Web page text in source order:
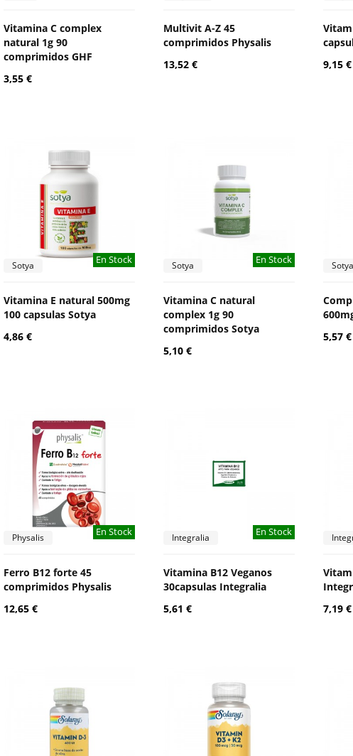
Vitamina C complex
natural 1g 90
comprimidos GHF
3,55 €
Multivit A-Z 45
comprimidos Physalis
13,52 €
9,15 €
En Stock
Sotya
Vitamina E natural 500mg
100 capsulas Sotya
4,86 €
En Stock
Sotya
Vitamina C natural
complex 1g 90
comprimidos Sotya
5,10 €
Sotya
5,57 €
En Stock
Physalis
Ferro B12 forte 45
comprimidos Physalis
12,65 €
En Stock
Integralia
Vitamina B12 Veganos
30capsulas Integralia
5,61 €
7,19 €